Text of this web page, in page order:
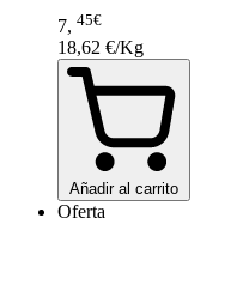
7, 45€
18,62 €/Kg
Añadir al carrito
Oferta